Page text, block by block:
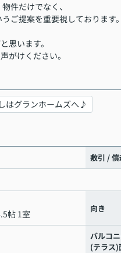
件だけでなく、
ご提案を重要視しております。
思います。
がけください。
はグランホームズへ♪
敷引 / 償
帖 1室 向き
バルコ
(テラス)